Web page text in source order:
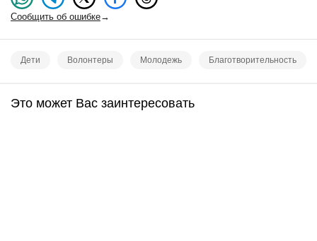
Сообщить об ошибке→
Дети Волонтеры Молодежь Благотворительность
Это может Вас заинтересовать